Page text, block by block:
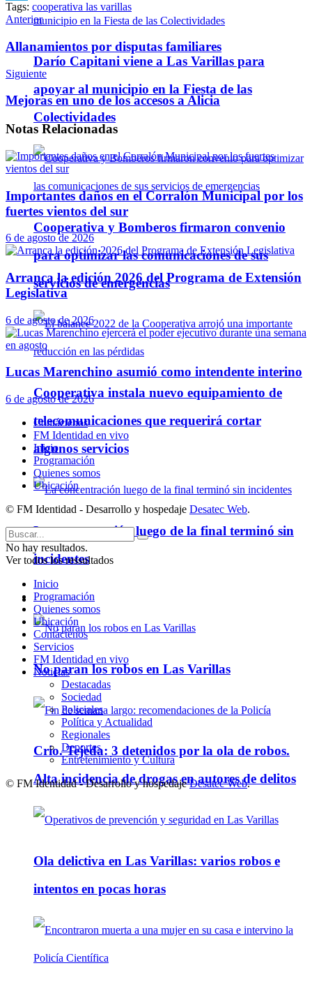
Darío Capitani viene a Las Varillas para
apoyar al municipio en la Fiesta de las
Colectividades
Cooperativa y Bomberos firmaron convenio
para optimizar las comunicaciones de sus
servicios de emergencias
Cooperativa instala nuevo equipamiento de
telecomunicaciones que requerirá cortar
algunos servicios
La concentración luego de la final terminó sin
incidentes
Policiales
No paran los robos en Las Varillas
Crio. Tejeda: 3 detenidos por la ola de robos.
Alta incidencia de drogas en autores de delitos
Ola delictiva en Las Varillas: varios robos e
intentos en pocas horas
Telegram
Tags: cooperativa las varillas
Anterior
Allanamientos por disputas familiares
Siguiente
Mejoras en uno de los accesos a Alicia
Notas Relacionadas
Importantes daños en el Corralón Municipal por los
fuertes vientos del sur
6 de agosto de 2026
Arranca la edición 2026 del Programa de Extensión
Legislativa
6 de agosto de 2026
Lucas Marenchino asumió como intendente interino
6 de agosto de 2026
Contáctenos
FM Identidad en vivo
Inicio
Programación
Quienes somos
Ubicación
© FM Identidad - Desarrollo y hospedaje Desatec Web.
No hay resultados.
Ver todos los ressultados
Inicio
Programación
Quienes somos
Ubicación
Contáctenos
Servicios
FM Identidad en vivo
Noticias
Destacadas
Sociedad
Policiales
Política y Actualidad
Regionales
Deportes
Entretenimiento y Cultura
© FM Identidad - Desarrollo y hospedajeDesatec Web.